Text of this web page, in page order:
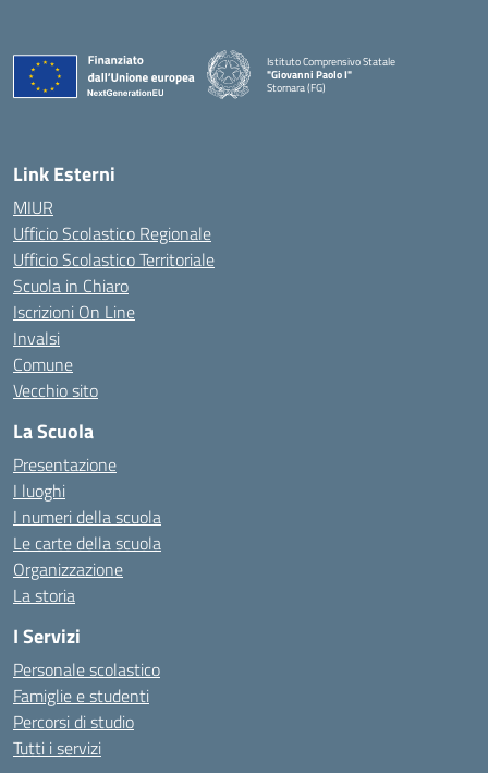
Istituto Comprensivo Statale
"Giovanni Paolo I"
Stornara (FG)
Link Esterni
MIUR
Ufficio Scolastico Regionale
Ufficio Scolastico Territoriale
Scuola in Chiaro
Iscrizioni On Line
Invalsi
Comune
Vecchio sito
La Scuola
Presentazione
I luoghi
I numeri della scuola
Le carte della scuola
Organizzazione
La storia
I Servizi
Personale scolastico
Famiglie e studenti
Percorsi di studio
Tutti i servizi